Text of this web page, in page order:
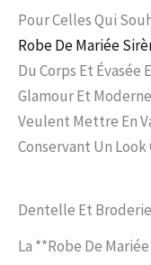
Pour Celles Qui
Robe De Mariée
Du Corps Et Évasée
Glamour Et
Veulent Mettre En
Conservant Un
Dentelle Et
La **robe De